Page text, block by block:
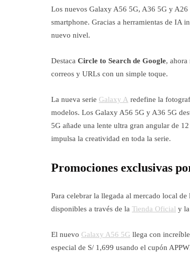
Los nuevos Galaxy A56 5G, A36 5G y
smartphone. Gracias a herramientas de IA
nuevo nivel.
Destaca Circle to Search de Google, ahora
correos y URLs con un simple toque.
La nueva serie Galaxy A redefine la
modelos. Los Galaxy A56 5G y A36 5G
5G añade una lente ultra gran angular de
impulsa la creatividad en toda la serie.
Promociones exclusivas
Para celebrar la llegada al mercado local de
disponibles a través de la Tienda Oficial y la
El nuevo Galaxy A56 5G llega con
especial de S/ 1,699 usando el cupón